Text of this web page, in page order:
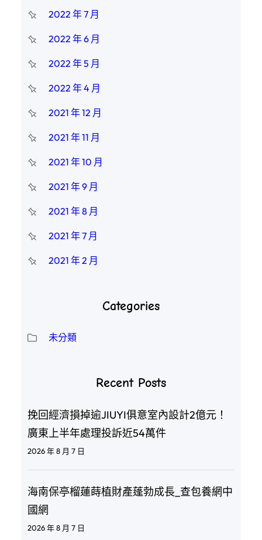
2022 年 7 月
2022 年 6 月
2022 年 5 月
2022 年 4 月
2021 年 12 月
2021 年 11 月
2021 年 10 月
2021 年 9 月
2021 年 8 月
2021 年 7 月
2021 年 2 月
Categories
未分類
Recent Posts
挽回經濟損掉逾JIUYI俱意室內設計2億元！
廣東上半年處理投訴近54萬件
2026 年 8 月 7 日
海南保亭榴蓮蒔植財產蓬勃成長_查包養網中
國網
2026 年 8 月 7 日